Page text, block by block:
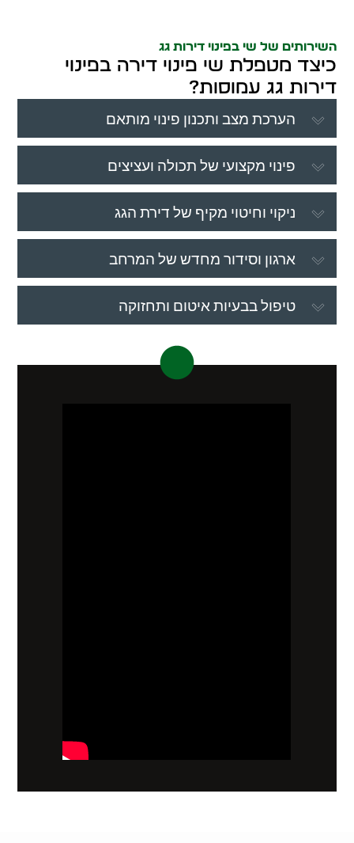
השירותים של שי בפינוי דירות גג
כיצד מטפלת שי פינוי דירה בפינוי
דירות גג עמוסות?
הערכת מצב ותכנון פינוי מותאם
פינוי מקצועי של תכולה ועציצים
ניקוי וחיטוי מקיף של דירת הגג
ארגון וסידור מחדש של המרחב
טיפול בבעיות איטום ותחזוקה